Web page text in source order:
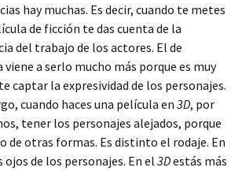
hay muchas. Es decir, cuando te metes
de ficción te das cuenta de la
del trabajo de los actores. El de
a serlo mucho más porque es muy
captar la expresividad de los personajes.
cuando haces una película en 3D, por
tener los personajes alejados, porque
de otras formas. Es distinto el rodaje. En
de los personajes. En el 3Destás más